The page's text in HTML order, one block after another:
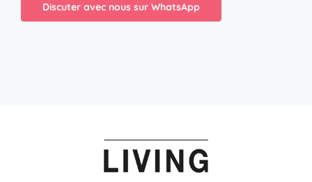
Discuter avec nous sur WhatsApp